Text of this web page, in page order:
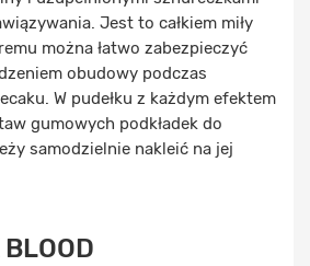
Jest to całkiem miły
można łatwo zabezpieczyć
obudowy podczas
W pudełku z każdym efektem
gumowych podkładek do
samodzielnie nakleić na jej